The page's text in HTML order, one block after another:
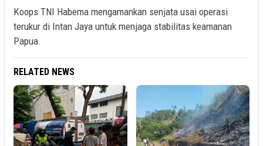
Koops TNI Habema mengamankan senjata usai operasi
terukur di Intan Jaya untuk menjaga stabilitas keamanan
Papua.
RELATED NEWS